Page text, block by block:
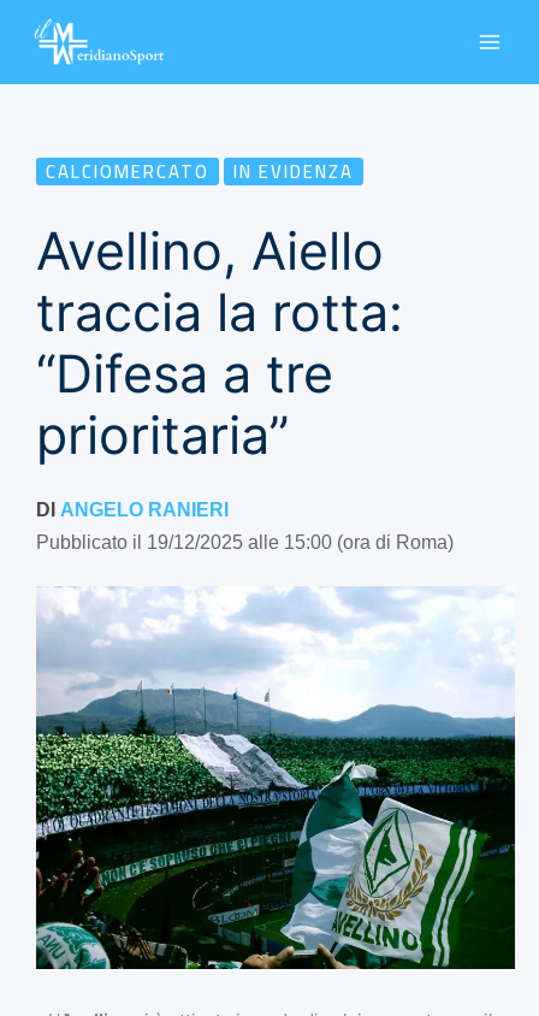
CALCIOMERCATO IN EVIDENZA
Avellino, Aiello
traccia la rotta:
“Difesa a tre
prioritaria”
DI ANGELO RANIERI
Pubblicato il 19/12/2025 alle 15:00 (ora di Roma)